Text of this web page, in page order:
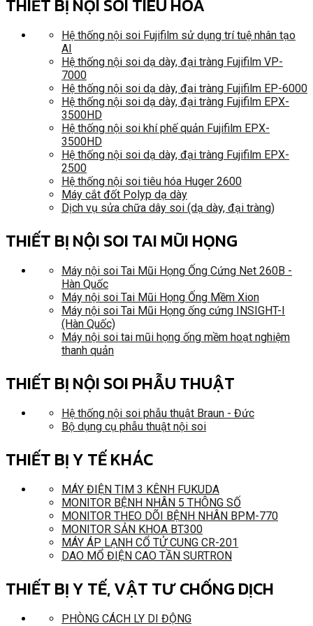
THIẾT BỊ NỘI SOI TIÊU HÓA
Hệ thống nội soi Fujifilm sử dụng trí tuệ nhân tạo
AI
Hệ thống nội soi dạ dày, đại tràng Fujifilm VP-
7000
Hệ thống nội soi dạ dày, đại tràng Fujifilm EP-6000
Hệ thống nội soi dạ dày, đại tràng Fujifilm EPX-
3500HD
Hệ thống nội soi khí phế quản Fujifilm EPX-
3500HD
Hệ thống nội soi dạ dày, đại tràng Fujifilm EPX-
2500
Hệ thống nội soi tiêu hóa Huger 2600
Máy cắt đốt Polyp dạ dày
Dịch vụ sửa chữa dây soi (dạ dày, đại tràng)
THIẾT BỊ NỘI SOI TAI MŨI HỌNG
Máy nội soi Tai Mũi Họng Ống Cứng Net 260B -
Hàn Quốc
Máy nội soi Tai Mũi Họng Ống Mềm Xion
Máy nội soi Tai Mũi Họng ống cứng INSIGHT-I
(Hàn Quốc)
Máy nội soi tai mũi họng ống mềm hoạt nghiệm
thanh quản
THIẾT BỊ NỘI SOI PHẪU THUẬT
Hệ thống nội soi phẫu thuật Braun - Đức
Bộ dụng cụ phẫu thuật nội soi
THIẾT BỊ Y TẾ KHÁC
MÁY ĐIỆN TIM 3 KÊNH FUKUDA
MONITOR BỆNH NHÂN 5 THÔNG SỐ
MONITOR THEO DÕI BỆNH NHÂN BPM-770
MONITOR SẢN KHOA BT300
MÁY ÁP LẠNH CỔ TỬ CUNG CR-201
DAO MỔ ĐIỆN CAO TẦN SURTRON
THIẾT BỊ Y TẾ, VẬT TƯ CHỐNG DỊCH
PHÒNG CÁCH LY DI ĐỘNG